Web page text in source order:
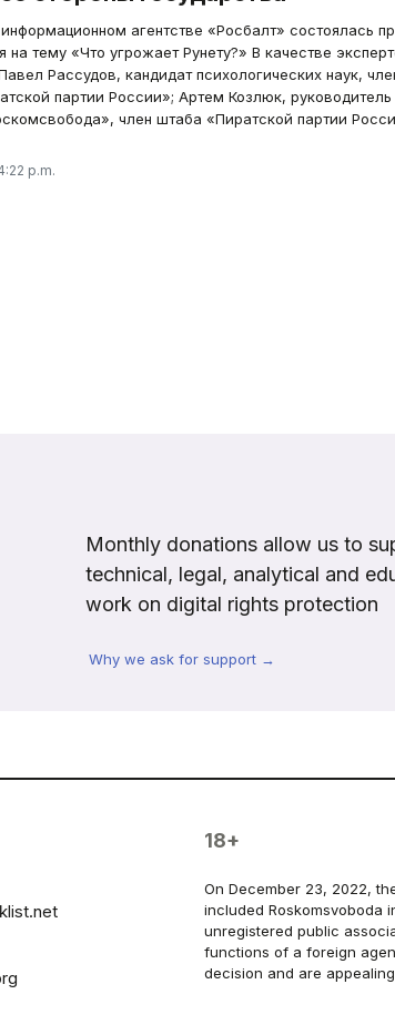
агентстве «Росбалт» состоялась
на тему «Что угрожает Рунету?» В качестве
Рассудов, кандидат психологических наук,
партии России»; Артем Козлюк, руководитель
член штаба «Пиратской партии
p.m.
Monthly donations allow us to
technical, legal, analytical and
work on digital rights protection
Why we ask for support →
18+
On December 23, 2022,
included Roskomsvoboda
unregistered public
functions of a foreign
decision and are